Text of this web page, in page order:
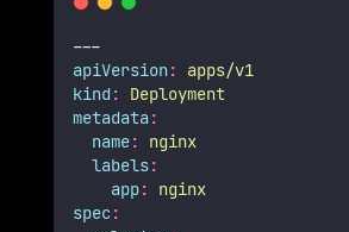
---
apiVersion:
apps/v1
kind :
Deployment
metadata:
name:
nginx
labels:
app:
nginx
spec :